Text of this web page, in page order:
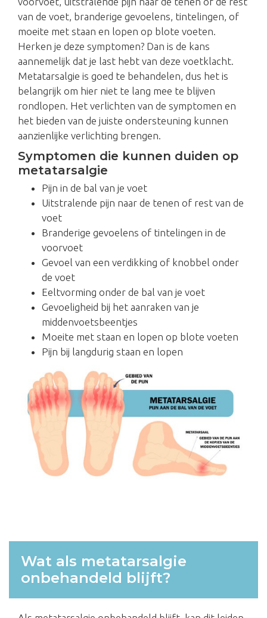
van de voet, branderige gevoelens, tintelingen, of
moeite met staan en lopen op blote voeten.
Herken je deze symptomen? Dan is de kans
aannemelijk dat je last hebt van deze voetklacht.
Metatarsalgie is goed te behandelen, dus het is
belangrijk om hier niet te lang mee te blijven
rondlopen. Het verlichten van de symptomen en
het bieden van de juiste ondersteuning kunnen
aanzienlijke verlichting brengen.
Symptomen die kunnen duiden op
metatarsalgie
Pijn in de bal van je voet
Uitstralende pijn naar de tenen of rest van de
voet
Branderige gevoelens of tintelingen in de
voorvoet
Gevoel van een verdikking of knobbel onder
de voet
Eeltvorming onder de bal van je voet
Gevoeligheid bij het aanraken van je
middenvoetsbeentjes
Moeite met staan en lopen op blote voeten
Pijn bij langdurig staan en lopen
Wat als metatarsalgie
onbehandeld blijft?